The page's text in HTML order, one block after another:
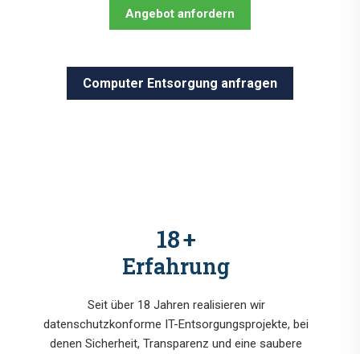
Angebot anfordern
Computer Entsorgung anfragen
18+
Erfahrung
Seit über 18 Jahren realisieren wir
datenschutzkonforme IT-Entsorgungsprojekte, bei
denen Sicherheit, Transparenz und eine saubere